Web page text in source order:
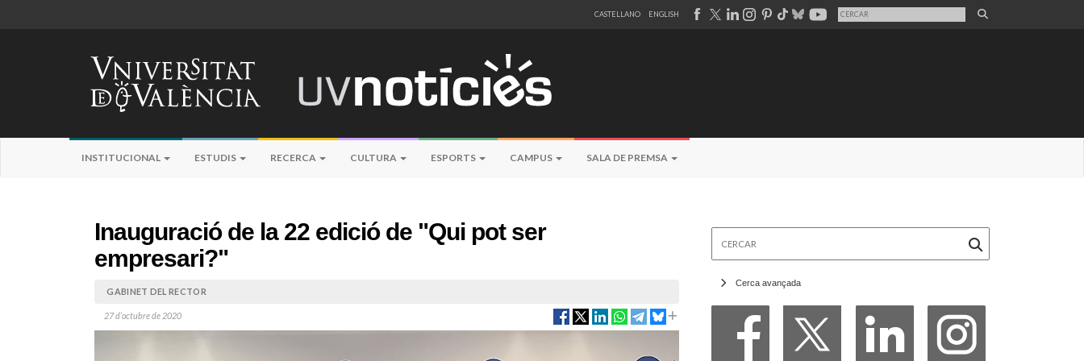
CASTELLANO ENGLISH
INSTITUCIONAL ESTUDIS RECERCA CULTURA ESPORTS CAMPUS SALA DE PREMSA
Inauguració de la 22 edició de "Qui pot ser
empresari?"
GABINET DEL RECTOR
27 d’octubre de 2020
Cerca avançada